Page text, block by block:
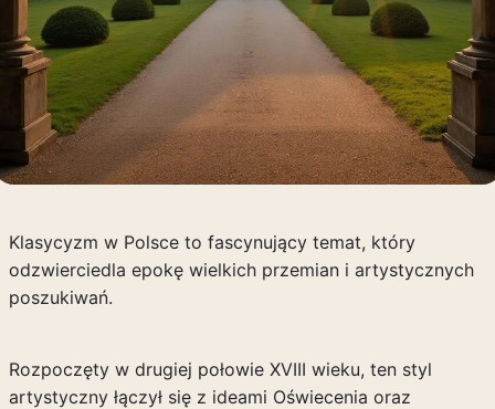
Klasycyzm w Polsce to fascynujący temat, który
odzwierciedla epokę wielkich przemian i artystycznych
poszukiwań.
Rozpoczęty w drugiej połowie XVIII wieku, ten styl
artystyczny łączył się z ideami Oświecenia oraz